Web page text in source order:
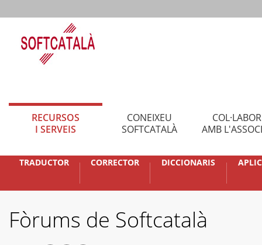
RECURSOS
I SERVEIS
CONEIXEU
SOFTCATALÀ
AMB
TRADUCTOR CORRECTOR DICCIONARIS
Fòrums de Softcatalà